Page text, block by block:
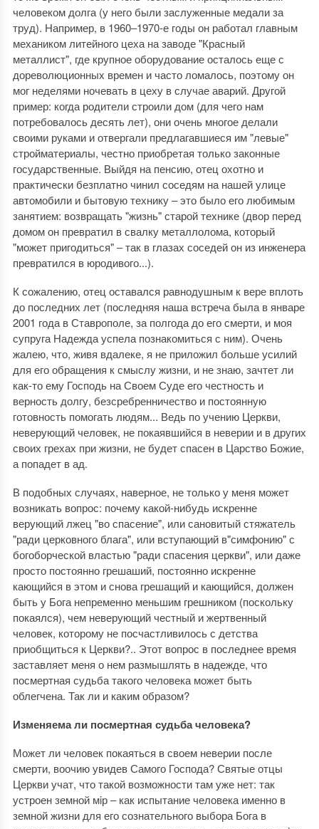
человеком долга (у него были заслуженные медали за
труд). Например, в 1960‒1970-е годы он работал главным
механиком литейного цеха на заводе "Красный
металлист", где крупное оборудование осталось еще с
дореволюционных времен и часто ломалось, поэтому он
мог неделями ночевать в цеху в случае аварий. Другой
пример: когда родители строили дом (для чего нам
потребовалось десять лет), они очень многое делали
своими руками и отвергали предлагавшиеся им "левые"
стройматериалы, честно приобретая только законные
государственные. Выйдя на пенсию, отец охотно и
практически безплатно чинил соседям на нашей улице
автомобили и бытовую технику ‒ это было его любимым
занятием: возвращать "жизнь" старой технике (двор перед
домом он превратил в свалку металлолома, который
"может пригодиться" ‒ так в глазах соседей он из инженера
превратился в юродивого...).
К сожалению, отец оставался равнодушным к вере вплоть
до последних лет (последняя наша встреча была в январе
2001 года в Ставрополе, за полгода до его смерти, и моя
супруга Надежда успела познакомиться с ним). Очень
жалею, что, живя вдалеке, я не приложил больше усилий
для его обращения к смыслу жизни, и не знаю, зачтет ли
как-то ему Господь на Своем Суде его честность и
верность долгу, безсребренничество и постоянную
готовность помогать людям... Ведь по учению Церкви,
неверующий человек, не покаявшийся в неверии и в других
своих грехах при жизни, не будет спасен в Царство Божие,
а попадет в ад.
В подобных случаях, наверное, не только у меня может
возникать вопрос: почему какой-нибудь искренне
верующий лжец "во спасение", или сановитый стяжатель
"ради церковного блага", или вступающий в"симфонию" с
богоборческой властью "ради спасения церкви", или даже
просто постоянно грешаший, постоянно искренне
кающийся в этом и снова грешащий и кающийся, должен
быть у Бога непременно меньшим грешником (поскольку
покаялся), чем неверующий честный и жертвенный
человек, которому не посчастливилось с детства
приобщиться к Церкви?.. Этот вопрос в последнее время
заставляет меня о нем размышлять в надежде, что
посмертная судьба такого человека может быть
облегчена. Так ли и каким образом?
Изменяема ли посмертная судьба человека?
Может ли человек покаяться в своем неверии после
смерти, воочию увидев Самого Господа? Святые отцы
Церкви учат, что такой возможности там уже нет: так
устроен земной мiр ‒ как испытание человека именно в
земной жизни для его сознательного выбора Бога в